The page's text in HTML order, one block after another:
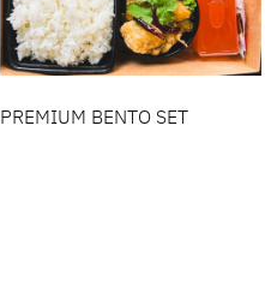
PREMIUM BENTO SET